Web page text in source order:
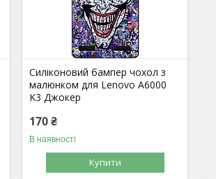
Силіконовий бампер чохол з
малюнком для Lenovo A6000
K3 Джокер
170 ₴
В наявності
Купити